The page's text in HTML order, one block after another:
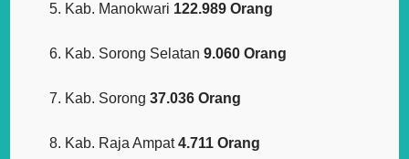
Kab. Manokwari 122.989 Orang
Kab. Sorong Selatan9.060 Orang
Kab. Sorong37.036 Orang
Kab. Raja Ampat4.711 Orang